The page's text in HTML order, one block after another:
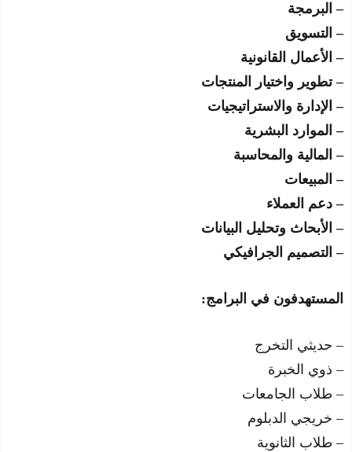
– البرمجة
– التسويق
– الأعمال القانونية
– تطوير واختيار المنتجات
– الإدارة والاستراتيجيات
– الموارد البشرية
– المالية والمحاسبة
– المبيعات
– دعم العملاء
– الأبحاث وتحليل البيانات
– التصميم الجرافيكي
المستهدفون في البرامج:
– حديثي التخرج
– ذوي الخبرة
– طلاب الجامعات
– خريجي الدبلوم
– طلاب الثانوية